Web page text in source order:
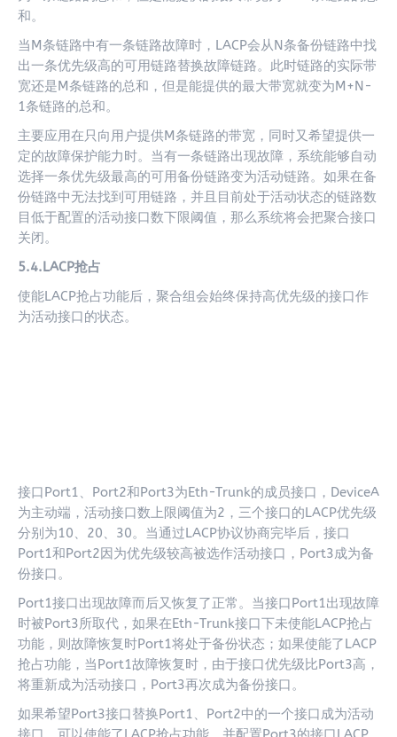
和。
当M条链路中有一条链路故障时，LACP会从N条备份链路中找
出一条优先级高的可用链路替换故障链路。此时链路的实际带
宽还是M条链路的总和，但是能提供的最大带宽就变为M+N-
1条链路的总和。
主要应用在只向用户提供M条链路的带宽，同时又希望提供一
定的故障保护能力时。当有一条链路出现故障，系统能够自动
选择一条优先级最高的可用备份链路变为活动链路。如果在备
份链路中无法找到可用链路，并且目前处于活动状态的链路数
目低于配置的活动接口数下限阈值，那么系统将会把聚合接口
关闭。
5.4.LACP抢占
使能LACP抢占功能后，聚合组会始终保持高优先级的接口作
为活动接口的状态。
接口Port1、Port2和Port3为Eth-Trunk的成员接口，DeviceA
为主动端，活动接口数上限阈值为2，三个接口的LACP优先级
分别为10、20、30。当通过LACP协议协商完毕后，接口
Port1和Port2因为优先级较高被选作活动接口，Port3成为备
份接口。
Port1接口出现故障而后又恢复了正常。当接口Port1出现故障
时被Port3所取代，如果在Eth-Trunk接口下未使能LACP抢占
功能，则故障恢复时Port1将处于备份状态；如果使能了LACP
抢占功能，当Port1故障恢复时，由于接口优先级比Port3高，
将重新成为活动接口，Port3再次成为备份接口。
如果希望Port3接口替换Port1、Port2中的一个接口成为活动